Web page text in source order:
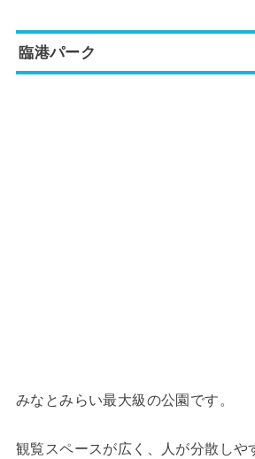
臨港パーク
みなとみらい最大級の公園です。
観覧スペースが広く、人が分散しや